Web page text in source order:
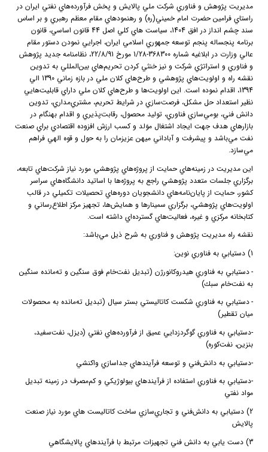
مديريت پژوهش و فناوري شركت ملي پالايش و پخش فرآورده‌هاي نفتي ايران در
راستاي فرامين حضرت امام خميني(ره) و رهنمودهاي مقام معظم رهبري و بر اساس
سند چشم انداز در افق 1404، سياست هاي كلي اصل 44 قانون اساسي، قانون
برنامه پنجساله پنجم توسعه جمهوري اسلامي ايران، اجرايي نمودن دستور مقام
عالي وزارت در ابلاغيه شماره 368300-1/28 مورخ 22/8/91، نظامنامه جديد پژوهش
و فناوري و استراتژي شركت و نيز خنثي كردن تحريم‌هاي بين‌المللي به تدوين
نقشه راه و اولويت‌هاي پژوهشي و طرح‌هاي كلان ملي در بازه زماني 1390 الي
1394، اقدام نموده است. اين اولويت‌ها و طرح‌هاي كلان ملي داراي قابليت‌هايي
نظير استعداد حل مشكل، فرصت‌سازي در شرايط تحريم، مشتري‌مداري، تدوين
دانش فني، بومي‌سازي فناوري، توليد محصول، رقابت‌پذيري و اقدام بهنگام در
بازارهاي هدف جهت ايجاد اشتغال موَلد و كسب ارزش افزوده اقتصادي براي صنعت
نفت مي‌باشد و پيشرفت و آباداني ميهن عزيزمان را به حول و قوه الهي فراهم
مي‌سازد.
اين مديريت در زمينه‌هاي حمايت از پروژه‌هاي پژوهشي مورد نياز شركت‌هاي تابعه،
برگزاري جلسات متعدد پژوهشي راجع به پروژه‌ها با اساتيد دانشگاه‌هاي سراسر
كشور، حمايت از پايان‌نامه‌هاي دانشجويان دوره‌هاي تحصيلات تكميلي در قالب
اولويت‌هاي پژوهشي، برگزاري سمينارها و همايش‌ها، تجهيز مركز اطلاع‌رساني و
كتابخانه مركزي و غيره، فعاليت‌هاي گسترده‌اي داشته است.
نقشه راه مديريت پژوهش و فناوري به شرح ذيل مي‌باشد:
1) دستيابي به فناوري نوين:
-دستيابي به فناوري هيدروكانورژن (تبديل نفت‌خام فوق سنگين و ته‌مانده سنگين
به نفت‌خام سبك)
-دستيابي به فناوري شكست كاتاليستي بستر سيال (تبديل ته‌مانده به محصولات
ميان تقطير)
-دستيابي به فناوري گوگردزدايي عميق از فرآورده‌هاي نفتي (ديزل، نفت‌سفيد،
بنزين، نفت‌كوره)
-دستيابي به دانش‌فني و توسعه فرآيندهاي جداسازي واكنشي
-دستيابي به فناوري استفاده از فرآيندهاي بيولوژيكي و كم‌مصرف در زمينه تبديل
مواد نفتي
2) دستيابي به دانش‌فني و تجاري‌سازي ساخت كاتاليست هاي مورد نياز صنعت
پالايش
3) دست يابي به دانش فني تجهيزات مرتبط با فرآيندهاي پالايشگاهي